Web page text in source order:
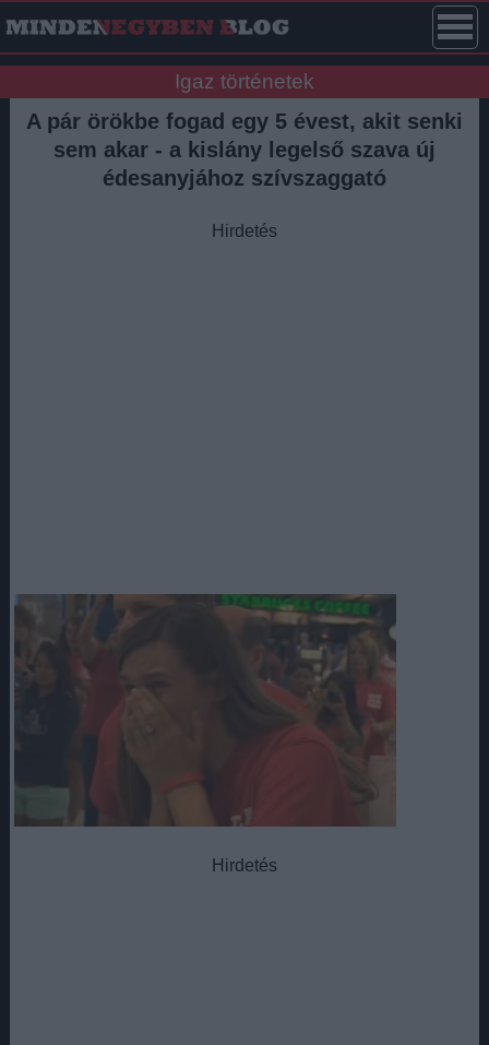
Igaz történetek
A pár örökbe fogad egy 5 évest, akit senki
sem akar - a kislány legelső szava új
édesanyjához szívszaggató
Hirdetés
Hirdetés